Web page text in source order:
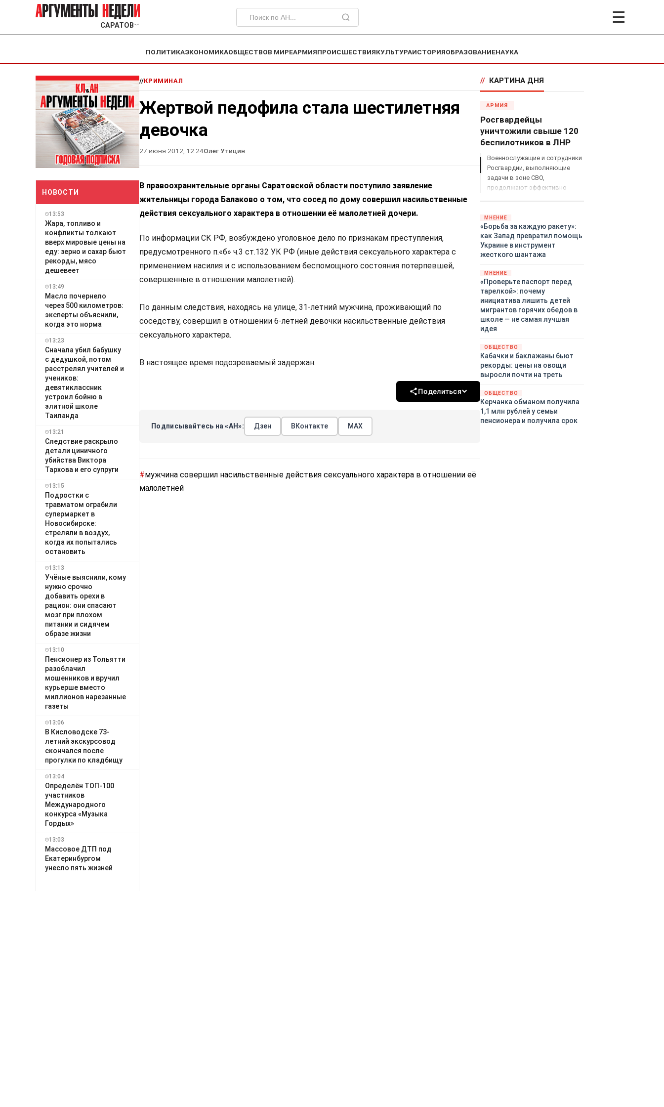
САРАТОВ﹀ ☰
ПОЛИТИКАЭКОНОМИКАОБЩЕСТВОВ МИРЕАРМИЯПРОИСШЕСТВИЯКУЛЬТУРАИСТОРИЯОБРАЗОВАНИЕНАУКА
НОВОСТИ
13:53
Жара, топливо и
конфликты толкают
вверх мировые цены на
еду: зерно и сахар бьют
рекорды, мясо
дешевеет
13:49
Масло почернело
через 500 километров:
эксперты объяснили,
когда это норма
13:23
Сначала убил бабушку
с дедушкой, потом
расстрелял учителей и
учеников:
девятиклассник
устроил бойню в
элитной школе
Таиланда
13:21
Следствие раскрыло
детали циничного
убийства Виктора
Тархова и его супруги
13:15
Подростки с
травматом ограбили
супермаркет в
Новосибирске:
стреляли в воздух,
когда их попытались
остановить
13:13
Учёные выяснили, кому
нужно срочно
добавить орехи в
рацион: они спасают
мозг при плохом
питании и сидячем
образе жизни
13:10
Пенсионер из Тольятти
разоблачил
мошенников и вручил
курьерше вместо
миллионов нарезанные
газеты
13:06
В Кисловодске 73-
летний экскурсовод
скончался после
прогулки по кладбищу
13:04
Определён ТОП-100
участников
Международного
конкурса «Музыка
Гордых»
13:03
Массовое ДТП под
Екатеринбургом
унесло пять жизней
//КРИМИНАЛ
Жертвой педофила стала шестилетняя
девочка
27 июня 2012, 12:24Олег Утицин
В правоохранительные органы Саратовской области поступило заявление
жительницы города Балаково о том, что сосед по дому совершил насильственные
действия сексуального характера в отношении её малолетней дочери.
По информации СК РФ, возбуждено уголовное дело по признакам преступления,
предусмотренного п.«б» ч.3 ст.132 УК РФ (иные действия сексуального характера с
применением насилия и с использованием беспомощного состояния потерпевшей,
совершенные в отношении малолетней).
По данным следствия, находясь на улице, 31-летний мужчина, проживающий по
соседству, совершил в отношении 6-летней девочки насильственные действия
сексуального характера.
В настоящее время подозреваемый задержан.
Поделиться
Подписывайтесь на «АН»: Дзен ВКонтакте МАХ
#мужчина совершил насильственные действия сексуального характера в отношении её
малолетней
// КАРТИНА ДНЯ
АРМИЯ
Росгвардейцы
уничтожили свыше 120
беспилотников в ЛНР
Военнослужащие и сотрудники
Росгвардии, выполняющие
задачи в зоне СВО,
продолжают эффективно
МНЕНИЕ
«Борьба за каждую ракету»:
как Запад превратил помощь
Украине в инструмент
жесткого шантажа
МНЕНИЕ
«Проверьте паспорт перед
тарелкой»: почему
инициатива лишить детей
мигрантов горячих обедов в
школе — не самая лучшая
идея
ОБЩЕСТВО
Кабачки и баклажаны бьют
рекорды: цены на овощи
выросли почти на треть
ОБЩЕСТВО
Керчанка обманом получила
1,1 млн рублей у семьи
пенсионера и получила срок